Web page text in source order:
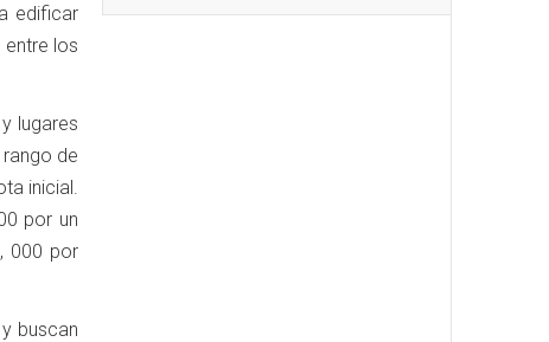
edificar
los
lugares
de
inicial.
por un
000 por
buscan